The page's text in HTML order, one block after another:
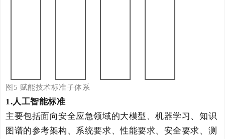
图 5 赋能技术标准子体系
1.人工智能标准
主要包括面向安全应急领域的大模型、机器学习、知识
图谱的参考架构、系统要求、性能要求、安全要求、测